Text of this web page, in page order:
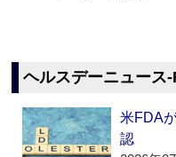
ヘルスデーニュース
米FDA
認